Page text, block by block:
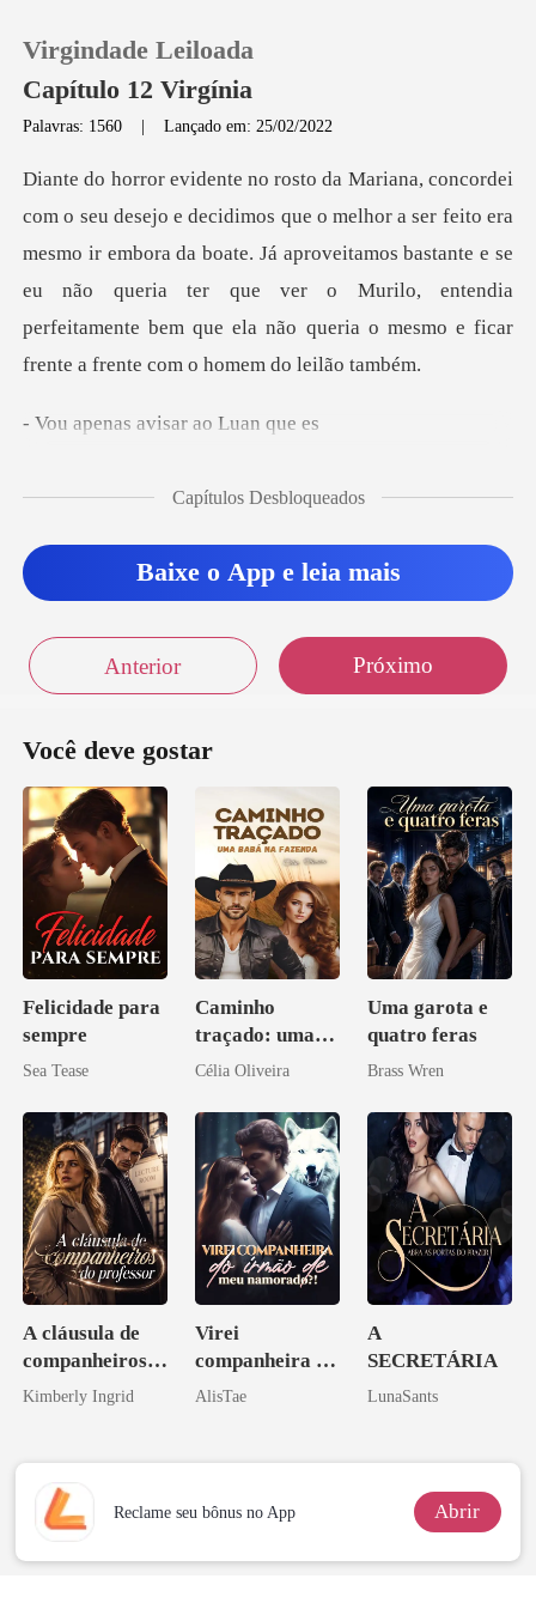
0
Loja
Virgindade Leiloada
Capítulo 12 Virgínia
Palavras: 1560 |Lançado em: 25/02/2022
feito era
mesmo ir embora da boate. Já aproveitamos bastante e se
eu não queria ter que ver o Murilo, e
s avisar ao
Capítulos Desbloqueados
Baixe o App e leia mais
Anterior Próximo
Você deve gostar
Felicidade para
sempre
Sea Tease
Caminho
traçado: uma
babá na fazenda
Célia Oliveira
Uma garota e
quatro feras
Brass Wren
A cláusula de
companheiros
do professor
Kimberly Ingrid
Virei
companheira do
irmão de meu
AlisTae
A
SECRETÁRIA
LunaSants
Reclame seu bônus no App Abrir